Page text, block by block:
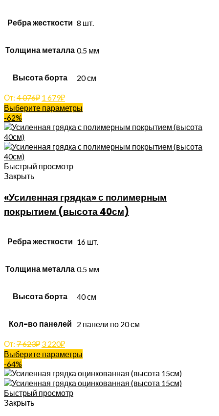
Ребра жесткости 8 шт.
Толщина металла 0.5 мм
Высота борта 20 см
От: 4 076₽ 1 679₽
Выберите параметры
-62%
Быстрый просмотр
Закрыть
«Усиленная грядка» с полимерным
покрытием (высота 40см)
Ребра жесткости 16 шт.
Толщина металла 0.5 мм
Высота борта 40 см
Кол-во панелей 2 панели по 20 см
От: 7 623₽ 3 220₽
Выберите параметры
-64%
Быстрый просмотр
Закрыть